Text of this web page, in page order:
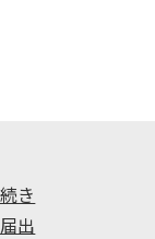
き
出